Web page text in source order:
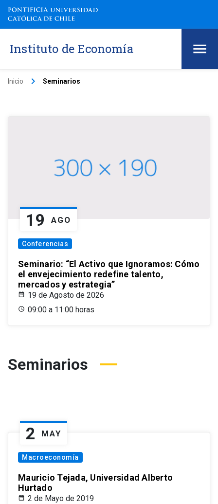
Instituto de Economía
Inicio keyboard_arrow_right Seminarios
19 AGO
Conferencias
Seminario: “El Activo que Ignoramos: Cómo
el envejecimiento redefine talento,
mercados y estrategia”
19 de Agosto de 2026
09:00 a 11:00 horas
Seminarios
2 MAY
Macroeconomía
Mauricio Tejada, Universidad Alberto
Hurtado
2 de Mayo de 2019